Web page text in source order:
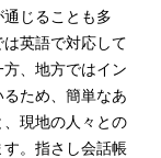
じることも多
英語で対応して
、地方ではイン
るため、簡単なあ
現地の人々との
。指さし会話帳